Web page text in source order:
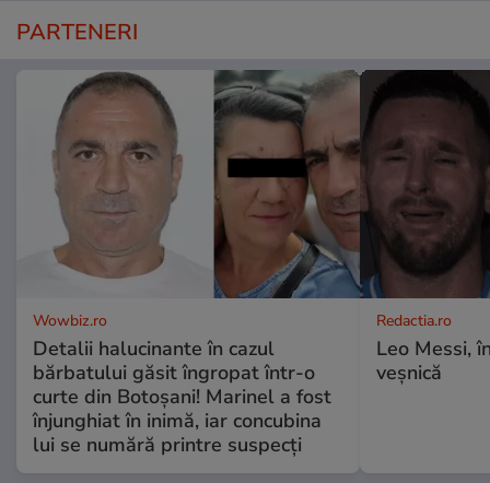
PARTENERI
Wowbiz.ro
Detalii halucinante în cazul
bărbatului găsit îngropat într-o
curte din Botoșani! Marinel a fost
înjunghiat în inimă, iar concubina
lui se numără printre suspecți
Redactia.ro
Leo Messi,
veșnică